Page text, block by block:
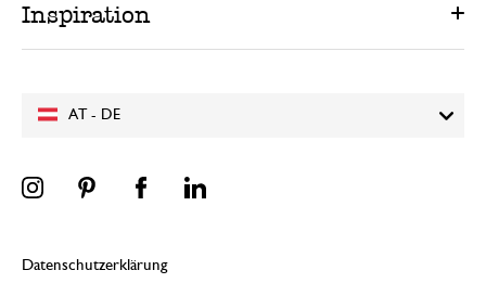
AT - DE
Inspiration
Datenschutzerklärung